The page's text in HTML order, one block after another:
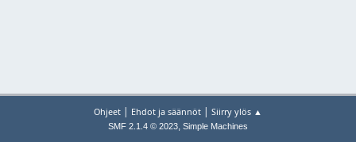
Ohjeet | Ehdot ja säännöt | Siirry ylös ▲
SMF 2.1.4 © 2023, Simple Machines